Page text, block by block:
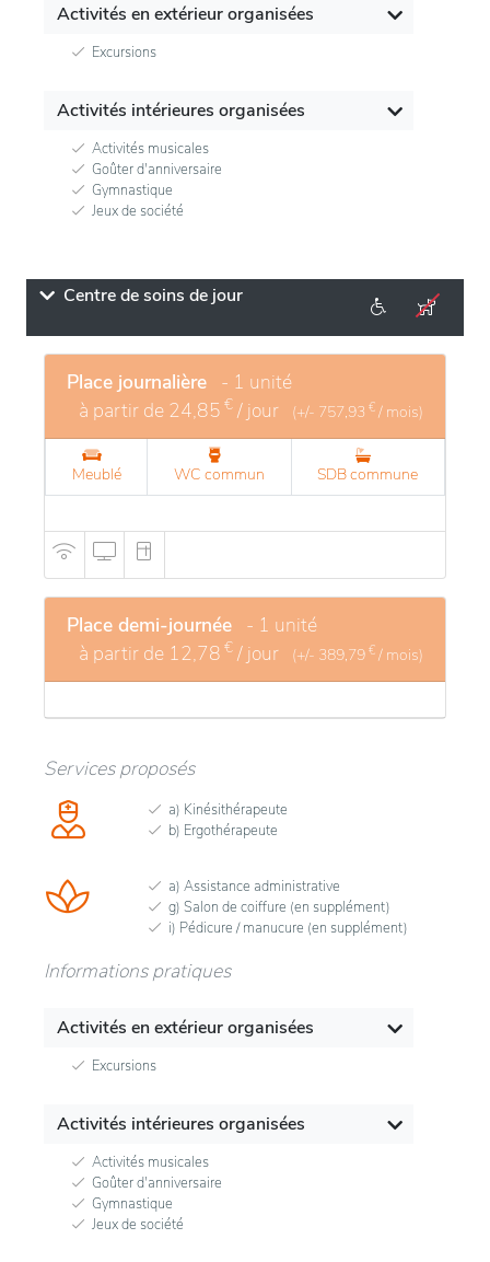
Activités en extérieur organisées
Excursions
Activités intérieures organisées
Activités musicales
Goûter d'anniversaire
Gymnastique
Jeux de société
Centre de soins de jour
Place journalière - 1 unité
à partir de 24,85 € / jour (+/- 757,93 € / mois)
Meublé WC commun SDB commune
Place demi-journée - 1 unité
à partir de 12,78 € / jour (+/- 389,79 € / mois)
Services proposés
a) Kinésithérapeute
b) Ergothérapeute
a) Assistance administrative
g) Salon de coiffure (en supplément)
i) Pédicure / manucure (en supplément)
Informations pratiques
Activités en extérieur organisées
Excursions
Activités intérieures organisées
Activités musicales
Goûter d'anniversaire
Gymnastique
Jeux de société